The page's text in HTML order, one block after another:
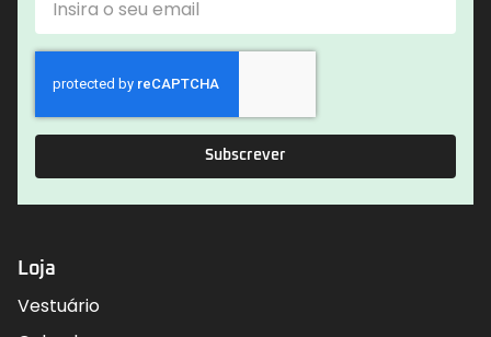
Subscrever
Loja
Vestuário